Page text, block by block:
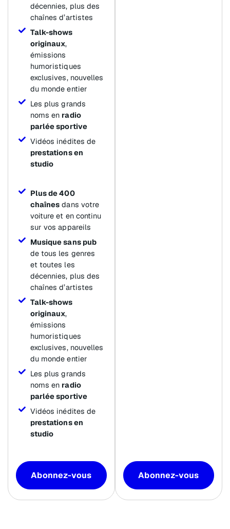
décennies, plus des
chaînes d’artistes
Talk-shows
originaux,
émissions
humoristiques
exclusives, nouvelles
du monde entier
Les plus grands
noms en radio
parlée sportive
Vidéos inédites de
prestations en
studio
Plus de 400
chaînes dans votre
voiture et en continu
sur vos appareils
Musique sans pub
de tous les genres
et toutes les
décennies, plus des
chaînes d’artistes
Talk-shows
originaux,
émissions
humoristiques
exclusives, nouvelles
du monde entier
Les plus grands
noms en radio
parlée sportive
Vidéos inédites de
prestations en
studio
Abonnez-vous Abonnez-vous